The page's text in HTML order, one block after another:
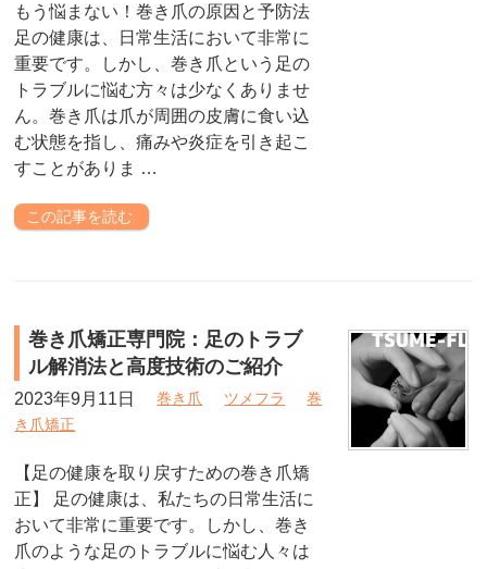
もう悩まない！巻き爪の原因と予防法
足の健康は、日常生活において非常に
重要です。しかし、巻き爪という足の
トラブルに悩む方々は少なくありませ
ん。巻き爪は爪が周囲の皮膚に食い込
む状態を指し、痛みや炎症を引き起こ
すことがありま …
この記事を読む
巻き爪矯正専門院：足のトラブ
ル解消法と高度技術のご紹介
2023年9月11日 巻き爪 ツメフラ
巻
き爪矯正
【足の健康を取り戻すための巻き爪矯
正】 足の健康は、私たちの日常生活に
おいて非常に重要です。しかし、巻き
爪のような足のトラブルに悩む人々は